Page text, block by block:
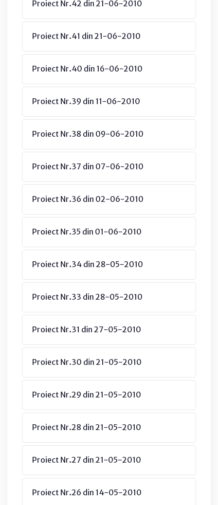
Proiect Nr.42 din 21-06-2010
Proiect Nr.41 din 21-06-2010
Proiect Nr.40 din 16-06-2010
Proiect Nr.39 din 11-06-2010
Proiect Nr.38 din 09-06-2010
Proiect Nr.37 din 07-06-2010
Proiect Nr.36 din 02-06-2010
Proiect Nr.35 din 01-06-2010
Proiect Nr.34 din 28-05-2010
Proiect Nr.33 din 28-05-2010
Proiect Nr.31 din 27-05-2010
Proiect Nr.30 din 21-05-2010
Proiect Nr.29 din 21-05-2010
Proiect Nr.28 din 21-05-2010
Proiect Nr.27 din 21-05-2010
Proiect Nr.26 din 14-05-2010